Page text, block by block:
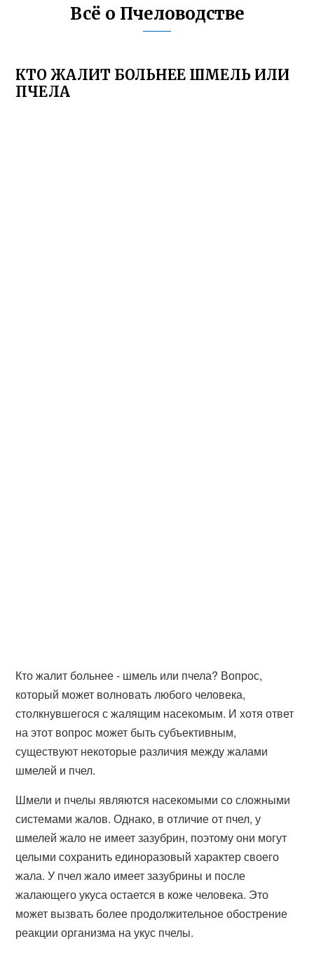
Всё о Пчеловодстве
КТО ЖАЛИТ БОЛЬНЕЕ ШМЕЛЬ ИЛИ
ПЧЕЛА
Кто жалит больнее - шмель или пчела? Вопрос,
который может волновать любого человека,
столкнувшегося с жалящим насекомым. И хотя ответ
на этот вопрос может быть субъективным,
существуют некоторые различия между жалами
шмелей и пчел.
Шмели и пчелы являются насекомыми со сложными
системами жалов. Однако, в отличие от пчел, у
шмелей жало не имеет зазубрин, поэтому они могут
целыми сохранить единоразовый характер своего
жала. У пчел жало имеет зазубрины и после
жалающего укуса остается в коже человека. Это
может вызвать более продолжительное обострение
реакции организма на укус пчелы.